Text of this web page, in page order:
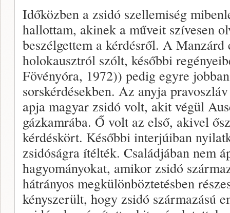
Időközben a zsidó szellemiség
hallottam, akinek a műveit szívesen
beszélgettem a kérdésről. A Manzárd
holokausztról szólt, későbbi
Fövényóra, 1972)) pedig egyre
sorskérdésekben. Az anyja
apja magyar zsidó volt, akit végül
gázkamrába. Ő volt az első, akivel
kérdéskört. Későbbi interjúiban
zsidóságra ítélték. Családjában nem
hagyományokat, amikor zsidó
hátrányos megkülönböztetésben
kényszerült, hogy zsidó származású